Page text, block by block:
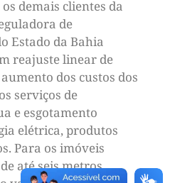
demais clientes da
de
Estado da Bahia
reajuste linear de
dos custos dos
serviços de
e esgotamento
elétrica, produtos
Para os imóveis
até seis metros